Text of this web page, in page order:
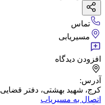
تماس
مسیریابی
افزودن دیدگاه
آدرس:
کرج، شهید بهشتی، دفتر قضایی
اتصال به مسیریاب